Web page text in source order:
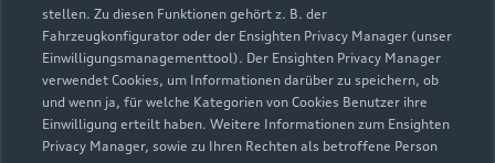
stellen. Zu diesen Funktionen gehört z. B. der
Fahrzeugkonfigurator oder der Ensighten Privacy Manager (unser
Einwilligungsmanagementtool). Der Ensighten Privacy Manager
verwendet Cookies, um Informationen darüber zu speichern, ob
und wenn ja, für welche Kategorien von Cookies Benutzer ihre
Einwilligung erteilt haben. Weitere Informationen zum Ensighten
Privacy Manager, sowie zu Ihren Rechten als betroffene Person
Servicepartner e-tron